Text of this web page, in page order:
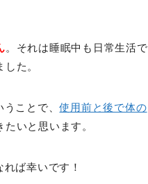
。それは睡眠中も日常生活で
た。
うことで、使用前と後で体の
たいと思います。
ば幸いです！